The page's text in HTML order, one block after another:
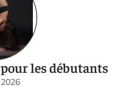
les débutants